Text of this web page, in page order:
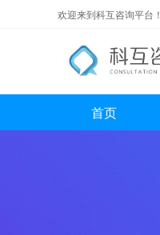
欢迎来到科互咨询平台！
首页